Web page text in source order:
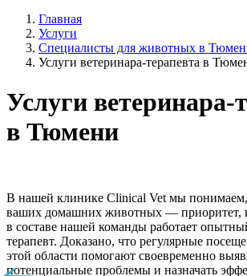
Главная
Услуги
Специалисты для животных в
Услуги ветеринара-терапевта в
Услуги ветеринара-
в Тюмени
В нашей клинике Clinical Vet мы понимаем,
ваших домашних животных — приоритет,
в составе нашей команды работает
терапевт. Доказано, что регулярные
этой области помогают своевременно
потенциальные проблемы и назначать